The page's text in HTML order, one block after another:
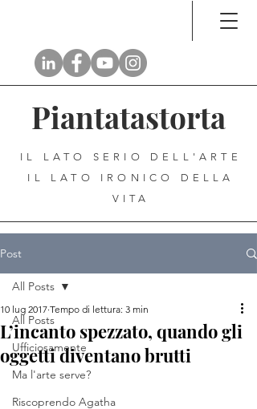
Piantatastorta
IL LATO SERIO DELL'ARTE
IL LATO IRONICO DELLA
VITA
Post
All Posts
Ufficiosamente
Ma l'arte serve?
Riscoprendo Agatha
All Posts
L’incanto spezzato, quando gli
oggetti diventano brutti
10 lug 2017 Tempo di lettura: 3 min